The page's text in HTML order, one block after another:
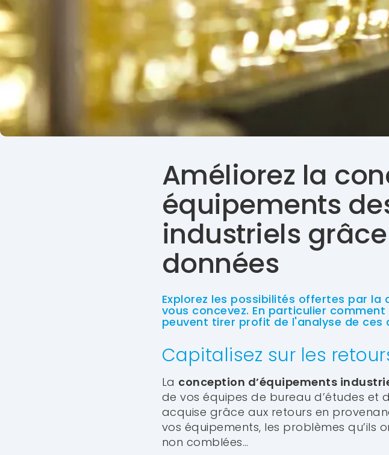
Améliorez la
équipements
industriels
données
Explorez les possibilités offertes par
vous concevez. En particulier
peuvent tirer profit de l'analyse de ces
Capitalisez sur les
La conception d’équipements
de vos équipes de bureau d’études et
acquise grâce aux retours en
vos équipements, les problèmes qu’ils
non comblées…